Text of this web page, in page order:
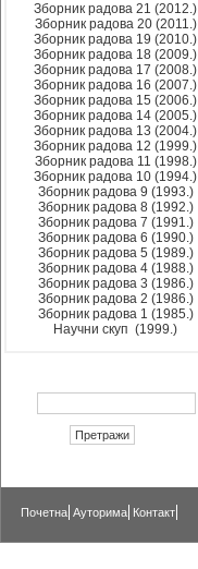
Зборник радова 21 (2012.)
Зборник радова 20 (2011.)
Зборник радова 19 (2010.)
Зборник радова 18 (2009.)
Зборник радова 17 (2008.)
Зборник радова 16 (2007.)
Зборник радова 15 (2006.)
Зборник радова 14 (2005.)
Зборник радова 13 (2004.)
Зборник радова 12 (1999.)
Зборник радова 11 (1998.)
Зборник радова 10 (1994.)
Зборник радова 9 (1993.)
Зборник радова 8 (1992.)
Зборник радова 7 (1991.)
Зборник радова 6 (1990.)
Зборник радова 5 (1989.)
Зборник радова 4 (1988.)
Зборник радова 3 (1986.)
Зборник радова 2 (1986.)
Зборник радова 1 (1985.)
Научни скуп (1999.)
Почетна Ауторима Контакт